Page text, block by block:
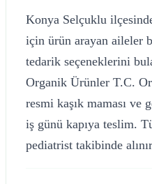
Konya Selçuklu
için ürün arayan aileler
tedarik seçeneklerini
Organik Ürünler T.C.
resmi kaşık maması ve
iş günü kapıya teslim.
pediatrist takibinde